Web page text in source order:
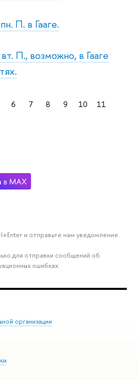
П. в Гааге.
П., возможно, в Гааге
6 7 8 9 10 11
и отправьте нам уведомление.
для отправки сообщений об
ошибках.
организации